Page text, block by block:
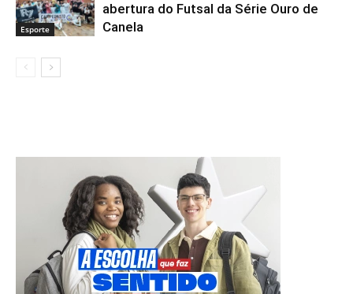
Esporte
abertura do Futsal da Série Ouro de
Canela